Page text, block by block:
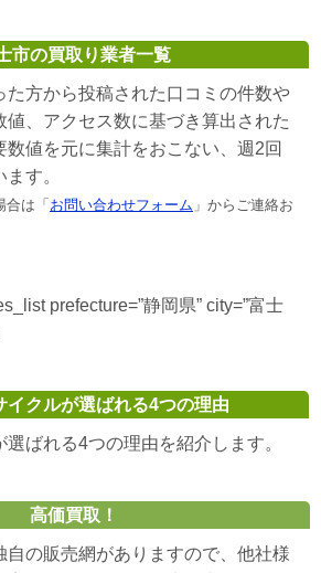
市の買取り業者一覧
た方から投稿された口コミの件数や
値、アクセス数に基づき算出された
値を元に集計をおこない、週2回
す。
は「 お問い合わせフォーム 」からご連絡お
prefecture=”静岡県” city=”富士
イクルが選ばれる4つの理由
ばれる4つの理由を紹介します。
高価買取！
自の販売網がありますので、他社様